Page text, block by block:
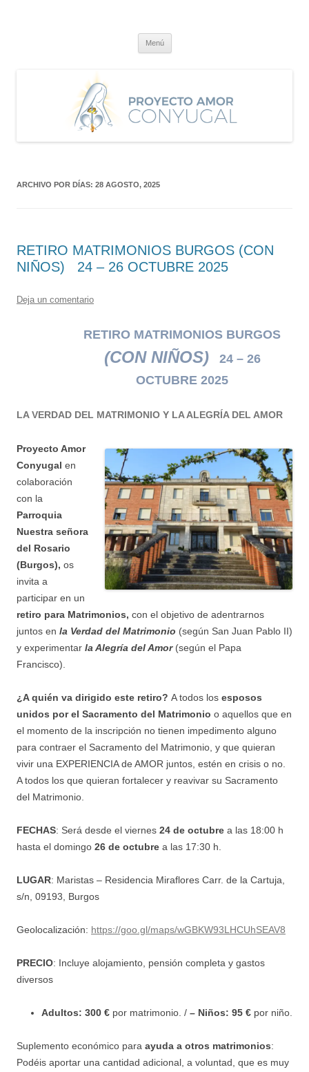
Menú
ARCHIVO POR DÍAS: 28 AGOSTO, 2025
RETIRO MATRIMONIOS BURGOS (CON
NIÑOS) 24 – 26 OCTUBRE 2025
Deja un comentario
RETIRO MATRIMONIOS BURGOS
(CON NIÑOS)24 – 26
OCTUBRE 2025
LA VERDAD DEL MATRIMONIO Y LA ALEGRÍA DEL AMOR
Proyecto Amor
Conyugal en
colaboración
con la
Parroquia
Nuestra señora
del Rosario
(Burgos), os
invita a
participar en un
retiro para Matrimonios, con el objetivo de adentrarnos
juntos en la Verdad del Matrimonio (según San Juan Pablo II)
y experimentar la Alegría del Amor(según el Papa
Francisco).
¿A quién va dirigido este retiro? A todos los esposos
unidos por el Sacramento del Matrimonio o aquellos que en
el momento de la inscripción no tienen impedimento alguno
para contraer el Sacramento del Matrimonio, y que quieran
vivir una EXPERIENCIA de AMOR juntos, estén en crisis o no.
A todos los que quieran fortalecer y reavivar su Sacramento
del Matrimonio.
FECHAS: Será desde el viernes 24 de octubre a las 18:00 h
hasta el domingo 26 de octubre a las 17:30 h.
LUGAR: Maristas – Residencia Miraflores Carr. de la Cartuja,
s/n, 09193, Burgos
Geolocalización: https://goo.gl/maps/wGBKW93LHCUhSEAV8
PRECIO: Incluye alojamiento, pensión completa y gastos
diversos
Adultos: 300 € por matrimonio. / – Niños: 95 € por niño.
Suplemento económico para ayuda a otros matrimonios:
Podéis aportar una cantidad adicional, a voluntad, que es muy